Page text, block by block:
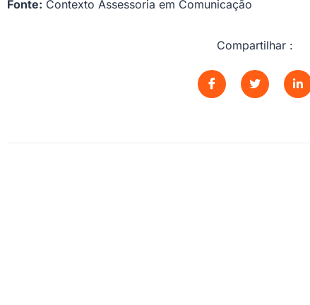
Fonte: Contexto Assessoria em Comunicação
Compartilhar :